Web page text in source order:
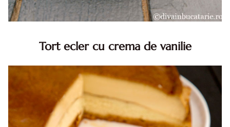
Tort ecler cu crema de vanilie
Reteta tort ecler. Tort ecler cu crema vanilie. Reteta
Karpatka